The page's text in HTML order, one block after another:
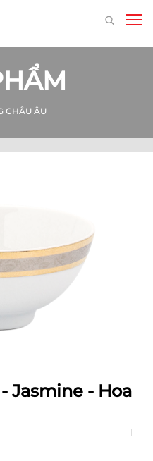
CHÂU ÂU
Jasmine - Hoa